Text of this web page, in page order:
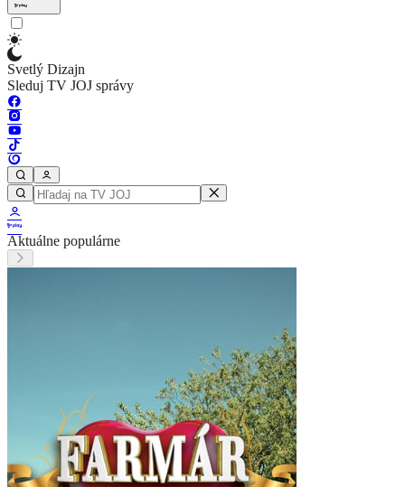
Svetlý Dizajn
Sleduj TV JOJ správy
Aktuálne populárne